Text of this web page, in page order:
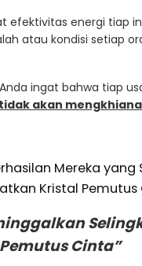
efektivitas energi tiap
atau kondisi setiap
ingat bahwa tiap
tidak akan
Mereka yang
Kristal Pemutus
Cinta”